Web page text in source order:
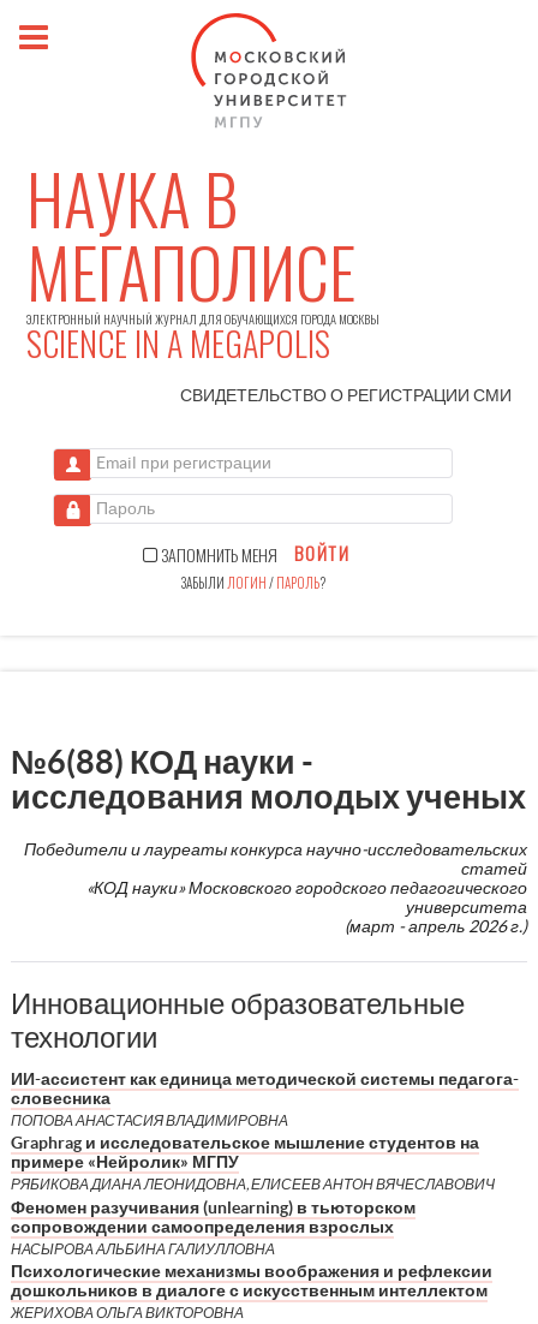
НАУКА В
МЕГАПОЛИСЕ
ЭЛЕКТРОННЫЙ НАУЧНЫЙ ЖУРНАЛ ДЛЯ ОБУЧАЮЩИХСЯ ГОРОДА МОСКВЫ
SCIENCE IN A MEGAPOLIS
СВИДЕТЕЛЬСТВО О РЕГИСТРАЦИИСМИ
Email при регистрации
Пароль
ЗАПОМНИТЬ МЕНЯ ВОЙТИ
ЗАБЫЛИ ЛОГИН/ПАРОЛЬ?
№6(88) КОД науки -
исследования молодых ученых
Победители и лауреаты конкурса научно-исследовательских
статей
«КОД науки» Московского городского педагогического
университета
(март - апрель 2026 г.)
Инновационные образовательные
технологии
ИИ-ассистент как единица методической системы педагога-
словесника
ПОПОВА АНАСТАСИЯ ВЛАДИМИРОВНА
Graphrag и исследовательское мышление студентов на
примере «Нейролик» МГПУ
РЯБИКОВА ДИАНА ЛЕОНИДОВНА, ЕЛИСЕЕВ АНТОН ВЯЧЕСЛАВОВИЧ
Феномен разучивания (unlearning) в тьюторском
сопровождении самоопределения взрослых
НАСЫРОВА АЛЬБИНА ГАЛИУЛЛОВНА
Психологические механизмы воображения и рефлексии
дошкольников в диалоге с искусственным интеллектом
ЖЕРИХОВА ОЛЬГА ВИКТОРОВНА